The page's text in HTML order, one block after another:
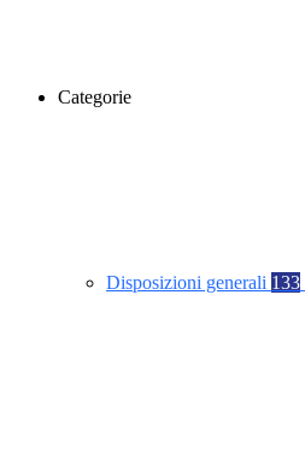
Categorie
Disposizioni generali 133